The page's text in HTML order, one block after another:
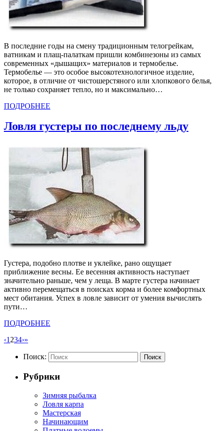
В последние годы на смену традиционным телогрейкам,
ватникам и плащ-палаткам пришли комбинезоны из самых
современных «дышащих» материалов и термобелье.
Термобелье — это особое высокотехнологичное изделие,
которое, в отличие от чистошерстяного или хлопкового белья,
не только сохраняет тепло, но и максимально…
ПОДРОБНЕЕ
Ловля густеры по последнему льду
Густера, подобно плотве и уклейке, рано ощущает
приближение весны. Ее весенняя активность наступает
значительно раньше, чем у леща. В марте густера начинает
активно перемещаться в поисках корма и более комфортных
мест обитания. Успех в ловле зависит от умения вычислять
пути…
ПОДРОБНЕЕ
‹1 234›»
Поиск: Поиск
Рубрики
Зимняя рыбалка
Ловля карпа
Мастерская
Начинающим